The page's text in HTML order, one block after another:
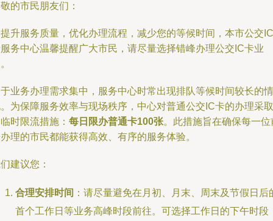
的市民朋友们：
升服务质量，优化办理流程，减少您的等候时间，本市公交IC
务中心温馨提醒广大市民，请尽量选择错峰办理公交IC卡业
业务办理需求集中，服务中心时常出现排队等候时间较长的情
为保障服务效率与现场秩序，中心对普通公交IC卡的办理采取
时限流措施： 每日限办普通卡100张。此措施旨在确保每一位
理的市民都能获得高效、有序的服务体验。
建议您：
合理安排时间 ：请尽量避免在月初、月末、周末及节假日后
首个工作日等业务高峰时段前往。可选择工作日的下午时段